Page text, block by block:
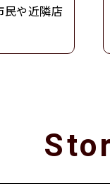
民や近隣店